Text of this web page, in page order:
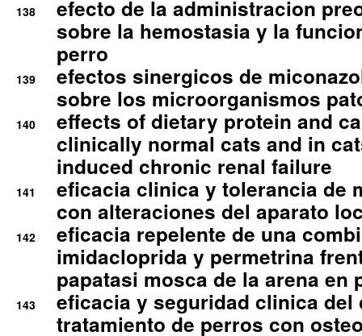
138
efecto de la administracion
sobre la hemostasia y la
perro
139
efectos sinergicos de
sobre los microorganismos
140
effects of dietary protein and
clinically normal cats and in
induced chronic renal failure
141
eficacia clinica y tolerancia de
con alteraciones del aparato
142
eficacia repelente de una
imidacloprida y permetrina
papatasi mosca de la arena en
143
eficacia y seguridad clinica del
tratamiento de perros con